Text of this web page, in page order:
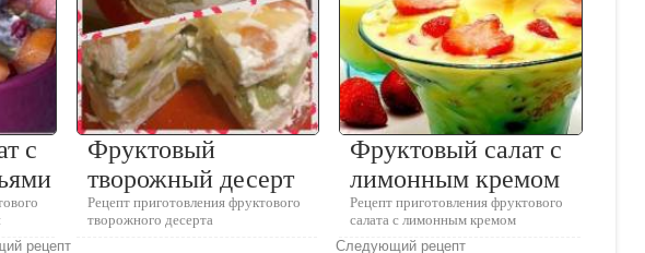
с
Фруктовый
творожный десерт
Рецепт приготовления фруктового
творожного десерта
Фруктовый салат с
лимонным кремом
Рецепт приготовления фруктового
салата с лимонным кремом
рецепт
Следующий рецепт